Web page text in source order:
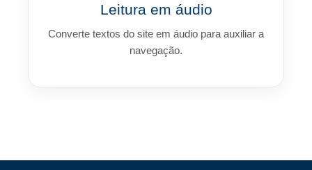
Leitura em áudio
Converte textos do site em áudio para auxiliar a
navegação.